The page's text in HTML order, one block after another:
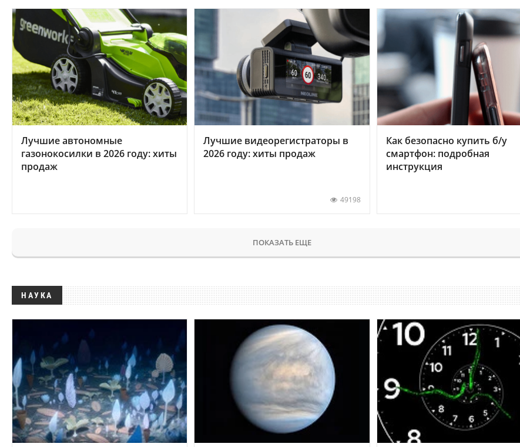
Лучшие автономные
газонокосилки в 2026 году: хиты
продаж
Лучшие видеорегистраторы в
2026 году: хиты продаж
49198
Как безопасно купить б/у
смартфон: подробная
инструкция
ПОКАЗАТЬ ЕЩЕ
НАУКА